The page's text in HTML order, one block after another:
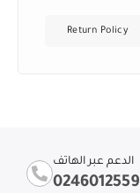
Return Policy
الدعم عبر الهاتف
0246012559